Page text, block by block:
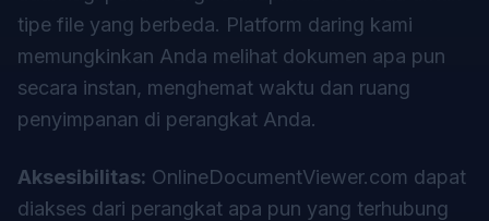
tipe file yang berbeda. Platform daring kami
memungkinkan Anda melihat dokumen apa pun
secara instan, menghemat waktu dan ruang
penyimpanan di perangkat Anda.
Aksesibilitas: OnlineDocumentViewer.com dapat
diakses dari perangkat apa pun yang terhubung